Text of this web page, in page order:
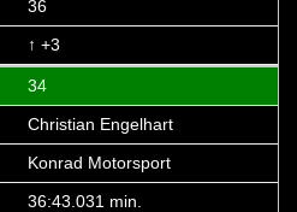
36
↑ +3
34
Christian Engelhart
Konrad Motorsport
36:43.031 min.